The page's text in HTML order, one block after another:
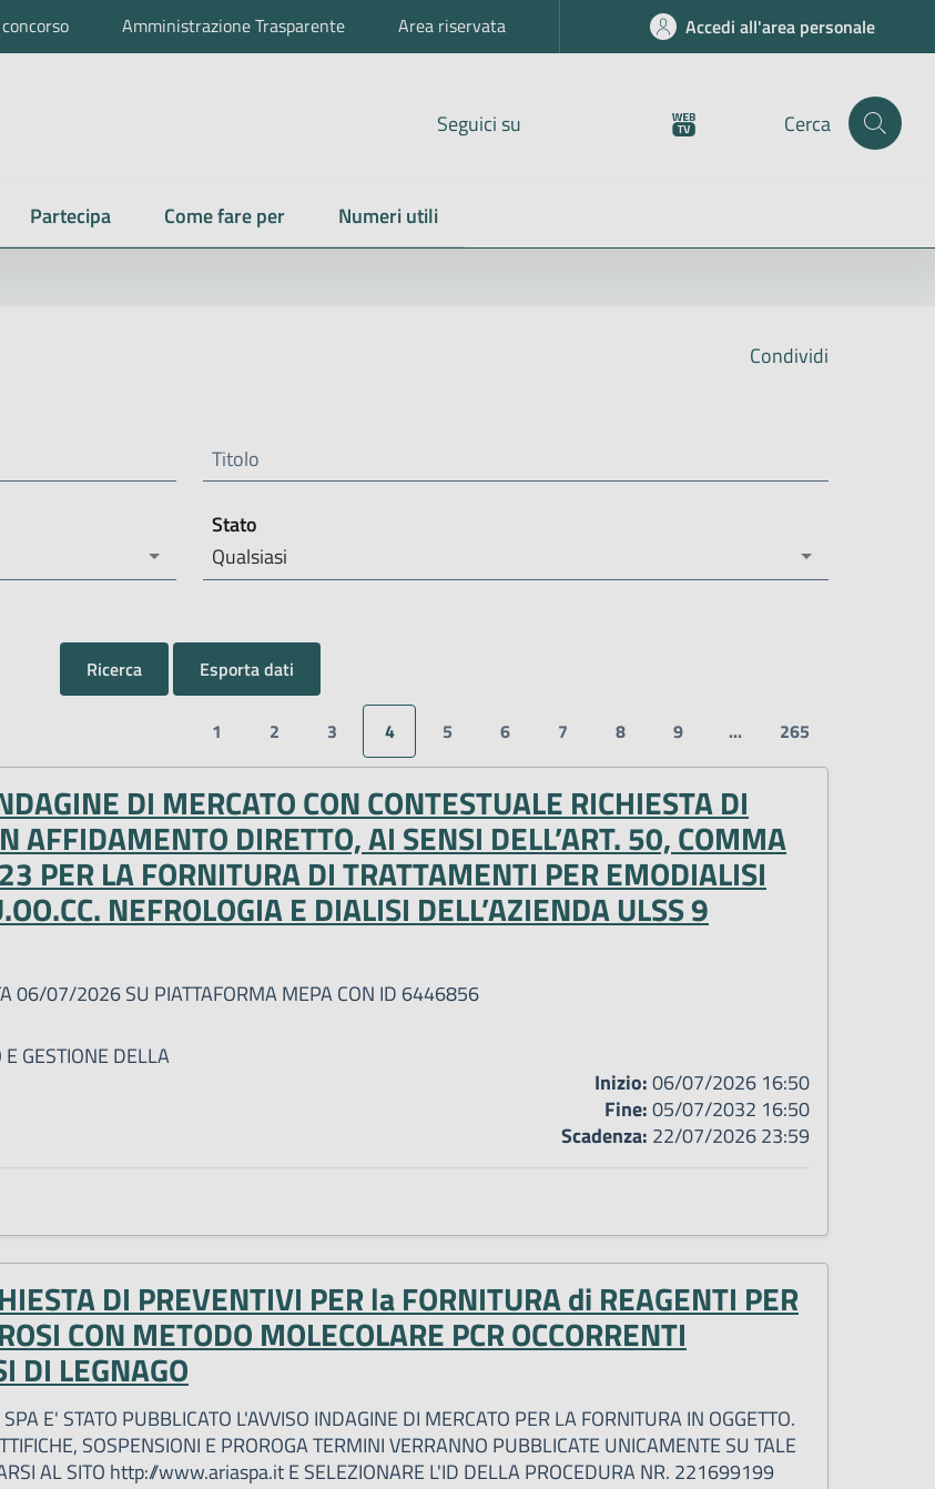
Amministrazione Trasparente Area riservata Accedi all'area personale
Seguici su Cerca
Partecipa Come fare per Numeri utili
Condividi
Titolo
Stato
Qualsiasi
Ricerca Esporta dati
1 2 3 4 5 6 7 8 9 ... 265
DI MERCATO CON CONTESTUALE RICHIESTA DI
AFFIDAMENTO DIRETTO, AI SENSI DELL’ART. 50, COMMA
PER LA FORNITURA DI TRATTAMENTI PER EMODIALISI
NEFROLOGIA E DIALISI DELL’AZIENDA ULSS 9
06/07/2026 SU PIATTAFORMA MEPA CON ID 6446856
GESTIONE DELLA
Inizio:06/07/2026 16:50
Fine:05/07/2032 16:50
Scadenza: 22/07/2026 23:59
DI PREVENTIVI PER la FORNITURA di REAGENTI PER
CON METODO MOLECOLARE PCR OCCORRENTI
DI LEGNAGO
E' STATO PUBBLICATO L'AVVISO INDAGINE DI MERCATO PER LA FORNITURA IN OGGETTO.
SOSPENSIONI E PROROGA TERMINI VERRANNO PUBBLICATE UNICAMENTE SU TALE
AL SITO http://www.ariaspa.it E SELEZIONARE L'ID DELLA PROCEDURA NR. 221699199